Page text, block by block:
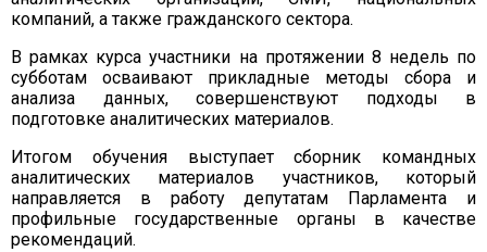
компаний, а также гражданского сектора.
В рамках курса участники на протяжении 8 недель по
субботам осваивают прикладные методы сбора и
анализа данных, совершенствуют подходы в
подготовке аналитических материалов.
Итогом обучения выступает сборник командных
аналитических материалов участников, который
направляется в работу депутатам Парламента и
профильные государственные органы в качестве
рекомендаций.